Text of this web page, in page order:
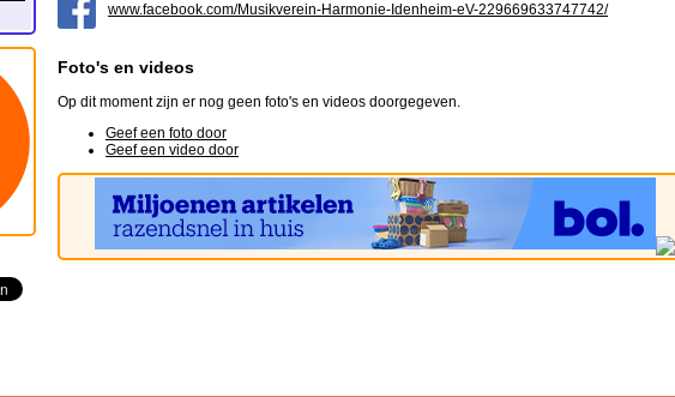
www.facebook.com/Musikverein-Harmonie-Idenheim-eV-229669633747742/
Foto's en videos
Op dit moment zijn er nog geen foto's en videos doorgegeven.
Geef een foto door
Geef een video door